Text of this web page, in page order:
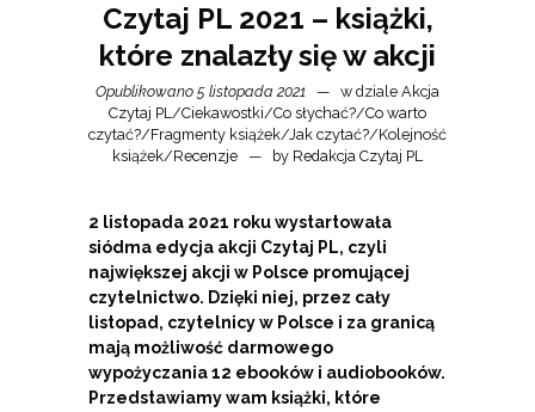
Czytaj PL 2021 – książki,
które znalazły się w akcji
Opublikowano 5 listopada 2021 w dziale Akcja
Czytaj PL/Ciekawostki/Co słychać?/Co warto
czytać?/Fragmenty książek/Jak czytać?/Kolejność
książek/Recenzje by Redakcja Czytaj PL
2 listopada 2021 roku wystartowała
siódma edycja akcji Czytaj PL, czyli
największej akcji w Polsce promującej
czytelnictwo. Dzięki niej, przez cały
listopad, czytelnicy w Polsce i za granicą
mają możliwość darmowego
wypożyczania 12 ebooków i audiobooków.
Przedstawiamy wam książki, które